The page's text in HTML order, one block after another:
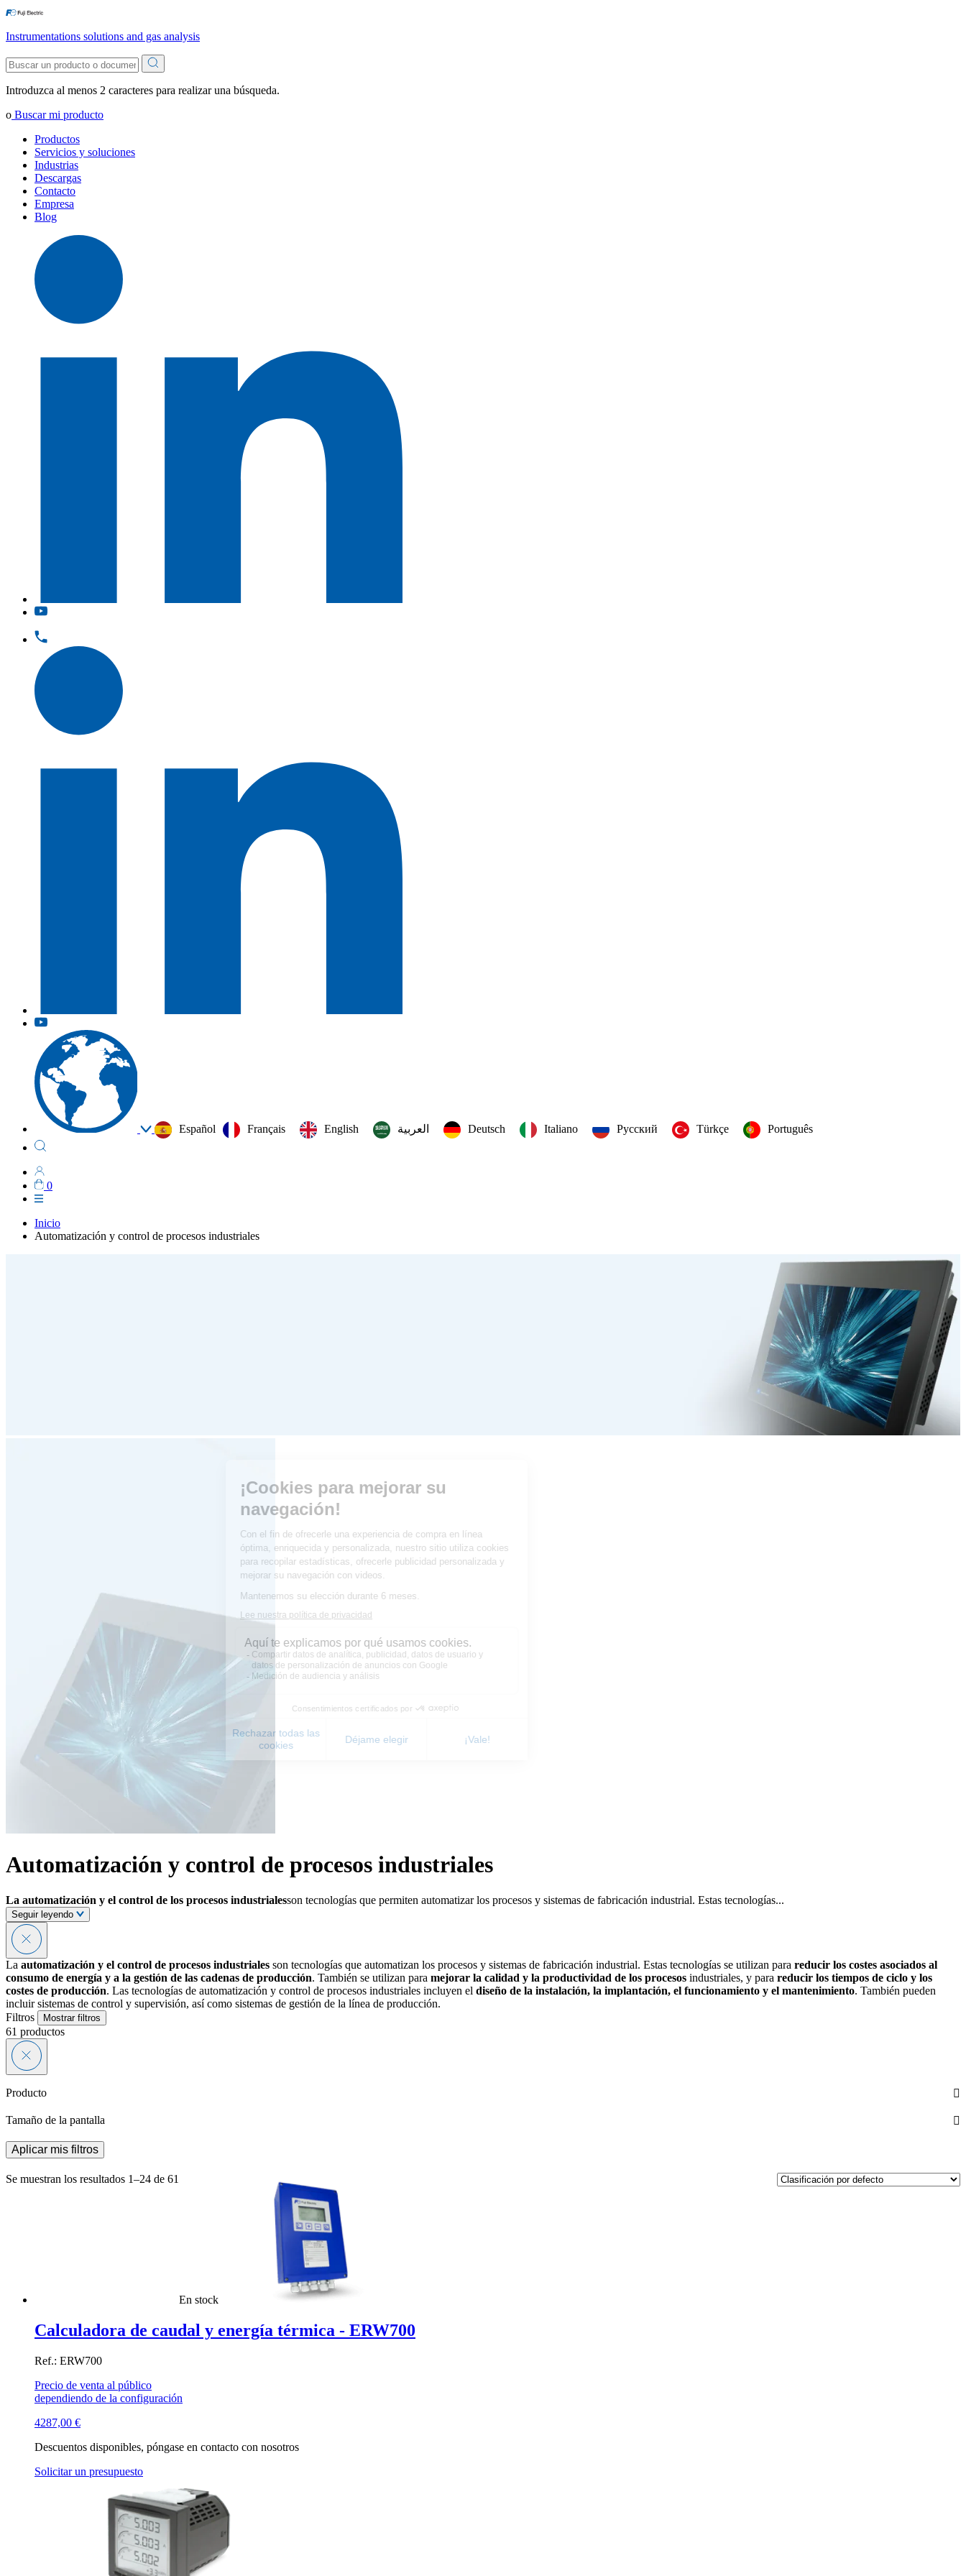
Instrumentations solutions and gas analysis
Introduzca al menos 2 caracteres para realizar una búsqueda.
o Buscar mi producto
Productos
Servicios y soluciones
Industrias
Descargas
Contacto
Empresa
Blog
Español Français English العربية‏ Deutsch Italiano Русский Türkçe Português
0
Inicio
Automatización y control de procesos industriales
Automatización y control de procesos industriales
La automatización y el control de los procesos industrialesson tecnologías que permiten automatizar los procesos y sistemas de fabricación industrial. Estas tecnologías...
Seguir leyendo
La automatización y el control de procesos industriales son tecnologías que automatizan los procesos y sistemas de fabricación industrial. Estas tecnologías se utilizan para reducir los costes asociados al
consumo de energía y a la gestión de las cadenas de producción. También se utilizan para mejorar la calidad y la productividad de los procesos industriales, y para reducir los tiempos de ciclo y los
costes de producción. Las tecnologías de automatización y control de procesos industriales incluyen el diseño de la instalación, la implantación, el funcionamiento y el mantenimiento. También pueden
incluir sistemas de control y supervisión, así como sistemas de gestión de la línea de producción.
Filtros
Mostrar filtros
61 productos
Producto
Tamaño de la pantalla
Aplicar mis filtros
Se muestran los resultados 1–24 de 61
En stock
Calculadora de caudal y energía térmica - ERW700
Ref.: ERW700
Precio de venta al público
dependiendo de la configuración
4287,00 €
Descuentos disponibles, póngase en contacto con nosotros
Solicitar un presupuesto